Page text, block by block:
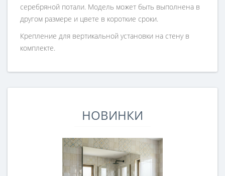
серебряной потали. Модель может быть выполнена в
другом размере и цвете в короткие сроки.
Крепление для вертикальной установки на стену в
комплекте.
НОВИНКИ